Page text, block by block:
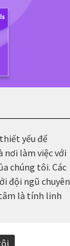
yếu để
nơi làm việc với
chúng tôi. Các
đội ngũ chuyên
là tính linh